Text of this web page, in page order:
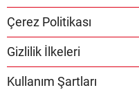
Çerez Politikası
Gizlilik İlkeleri
Kullanım Şartları